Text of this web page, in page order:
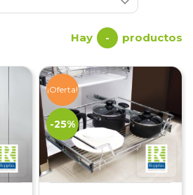
Hay - productos
¡Oferta!
-25%